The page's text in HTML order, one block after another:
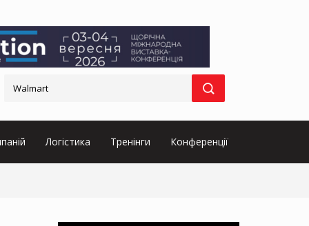
Логістика Тренінги Конференції